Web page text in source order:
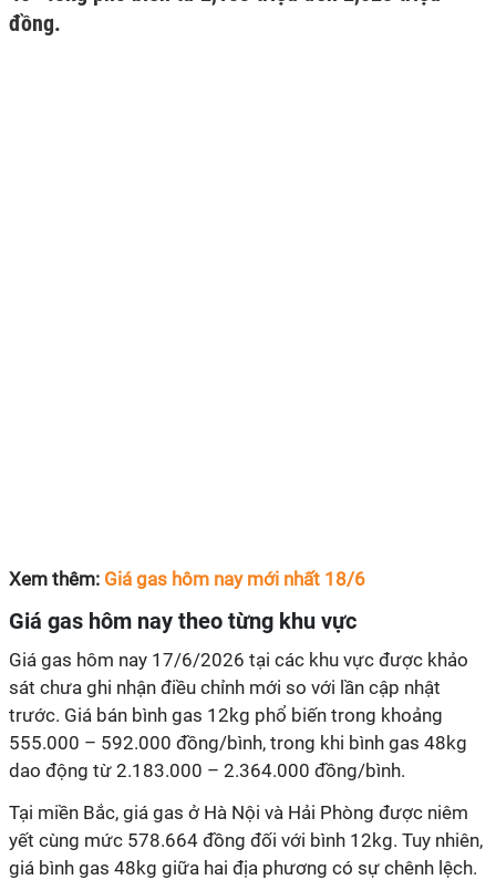
đồng.
Xem thêm: Giá gas hôm nay mới nhất 18/6
Giá gas hôm nay theo từng khu vực
Giá gas hôm nay 17/6/2026 tại các khu vực được khảo
sát chưa ghi nhận điều chỉnh mới so với lần cập nhật
trước. Giá bán bình gas 12kg phổ biến trong khoảng
555.000 – 592.000 đồng/bình, trong khi bình gas 48kg
dao động từ 2.183.000 – 2.364.000 đồng/bình.
Tại miền Bắc, giá gas ở Hà Nội và Hải Phòng được niêm
yết cùng mức 578.664 đồng đối với bình 12kg. Tuy nhiên,
giá bình gas 48kg giữa hai địa phương có sự chênh lệch.